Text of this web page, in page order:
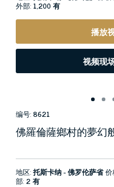
外部: 1,200 有
播放
视频现
编号:8621
佛羅倫薩鄉村的夢幻
地区:托斯卡纳 - 佛罗伦萨省
部: 2 有